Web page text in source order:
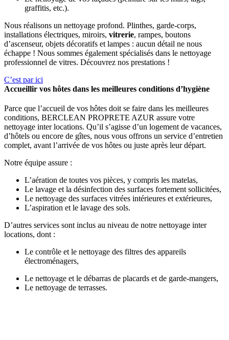
graffitis, etc.).
Nous réalisons un nettoyage profond. Plinthes, garde-corps,
installations électriques, miroirs, vitrerie, rampes, boutons
d’ascenseur, objets décoratifs et lampes : aucun détail ne nous
échappe ! Nous sommes également spécialisés dans le nettoyage
professionnel de vitres. Découvrez nos prestations !
C’est par ici
Accueillir vos hôtes dans les meilleures conditions d’hygiène
Parce que l’accueil de vos hôtes doit se faire dans les meilleures
conditions, BERCLEAN PROPRETE AZUR assure votre
nettoyage inter locations. Qu’il s’agisse d’un logement de vacances,
d’hôtels ou encore de gîtes, nous vous offrons un service d’entretien
complet, avant l’arrivée de vos hôtes ou juste après leur départ.
Notre équipe assure :
L’aération de toutes vos pièces, y compris les matelas,
Le lavage et la désinfection des surfaces fortement sollicitées,
Le nettoyage des surfaces vitrées intérieures et extérieures,
L’aspiration et le lavage des sols.
D’autres services sont inclus au niveau de notre nettoyage inter
locations, dont :
Le contrôle et le nettoyage des filtres des appareils
électroménagers,
Le nettoyage et le débarras de placards et de garde-mangers,
Le nettoyage de terrasses.